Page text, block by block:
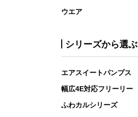
ウエア
シリーズから選ぶ
エアスイートパンプス
幅広4E対応フリーリー
ふわカルシリーズ